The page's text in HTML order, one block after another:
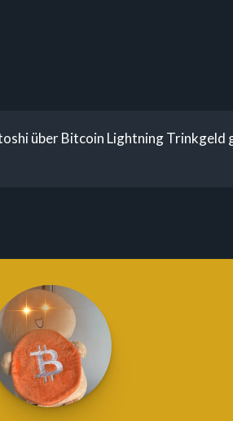
über Bitcoin Lightning Trinkgeld